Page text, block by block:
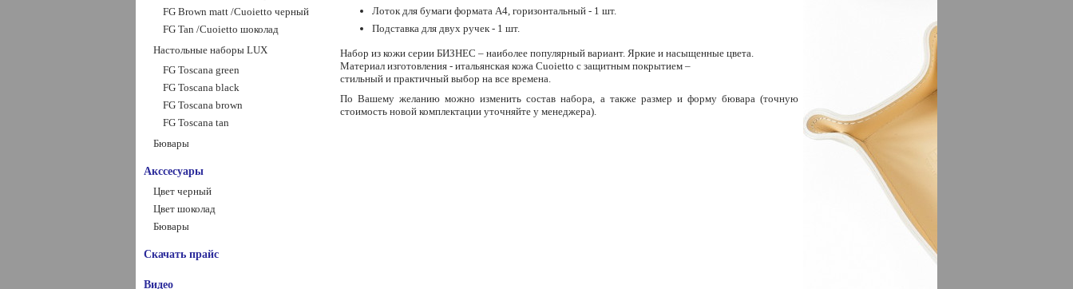
FG Brown matt /Сuoietto черный
FG Tan /Сuoietto шоколад
Настольные наборы LUX
FG Toscana green
FG Toscana black
FG Toscana brown
FG Toscana tan
Бювары
Акссесуары
Цвет черный
Цвет шоколад
Бювары
Скачать прайс
Видео
Лоток для бумаги формата А4, горизонтальный - 1 шт.
Подставка для двух ручек - 1 шт.
Набор из кожи серии БИЗНЕС – наиболее популярный вариант. Яркие и насыщенные цвета.
Материал изготовления - итальянская кожа Cuoietto с защитным покрытием –
стильный и практичный выбор на все времена.
По Вашему желанию можно изменить состав набора, а также размер и форму бювара (точную
стоимость новой комплектации уточняйте у менеджера).